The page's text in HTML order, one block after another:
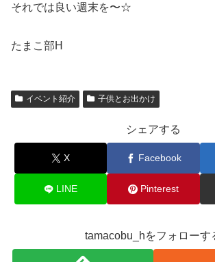
それでは良い週末を〜☆
たまこ部H
イベント紹介 子供とお出かけ
シェアする
X Facebook
LINE Pinterest
tamacobu_hをフォローす